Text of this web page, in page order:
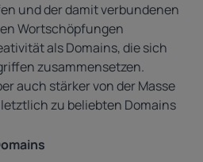
und der damit verbundenen
Wortschöpfungen
als Domains, die sich
zusammensetzen.
auch stärker von der Masse
zu beliebten Domains